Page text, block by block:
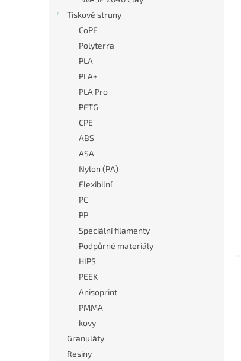
Tiskové struny
CoPE
Polyterra
PLA
PLA+
PLA Pro
PETG
CPE
ABS
ASA
Nylon (PA)
Flexibilní
PC
PP
Speciální filamenty
Podpůrné materiály
HIPS
PEEK
Anisoprint
PMMA
kovy
Granuláty
Resiny